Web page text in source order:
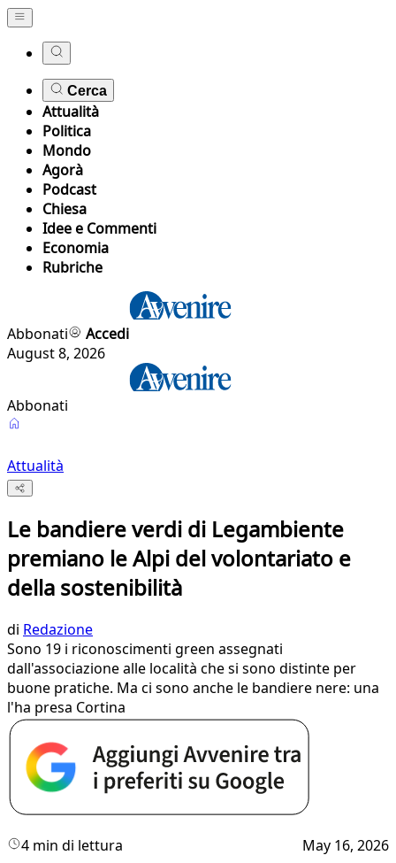
Cerca
Attualità
Politica
Mondo
Agorà
Podcast
Chiesa
Idee e Commenti
Economia
Rubriche
Abbonati
Accedi
August 8, 2026
Abbonati
Attualità
Le bandiere verdi di Legambiente
premiano le Alpi del volontariato e
della sostenibilità
di Redazione
Sono 19 i riconoscimenti green assegnati
dall'associazione alle località che si sono distinte per
buone pratiche. Ma ci sono anche le bandiere nere: una
l'ha presa Cortina
4 min di lettura May 16, 2026